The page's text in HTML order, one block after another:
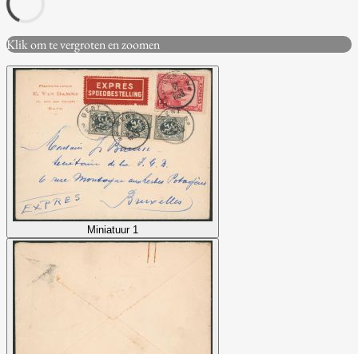
Klik om te vergroten en zoomen
Miniatuur 1